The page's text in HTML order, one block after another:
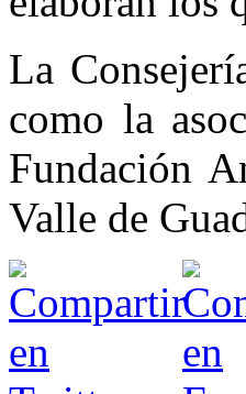
La
como la
Fundación
Valle de